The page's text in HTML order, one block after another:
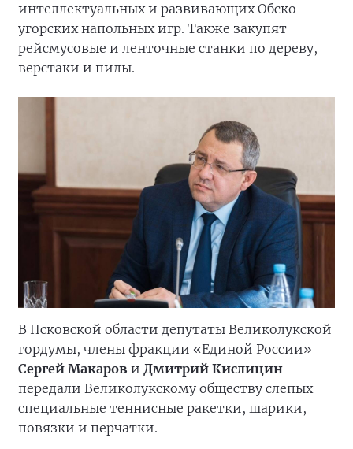
интеллектуальных и развивающих Обско-
угорских напольных игр. Также закупят
рейсмусовые и ленточные станки по дереву,
верстаки и пилы.
В Псковской области депутаты Великолукской
гордумы, члены фракции «Единой России»
Сергей Макаров и Дмитрий Кислицин
передали Великолукскому обществу слепых
специальные теннисные ракетки, шарики,
повязки и перчатки.